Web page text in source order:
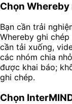
Chọn Whereby
Bạn cần trải
Whereby ghi
cần tải xuống,
các nhóm chia
được khai báo;
ghi chép.
Chọn